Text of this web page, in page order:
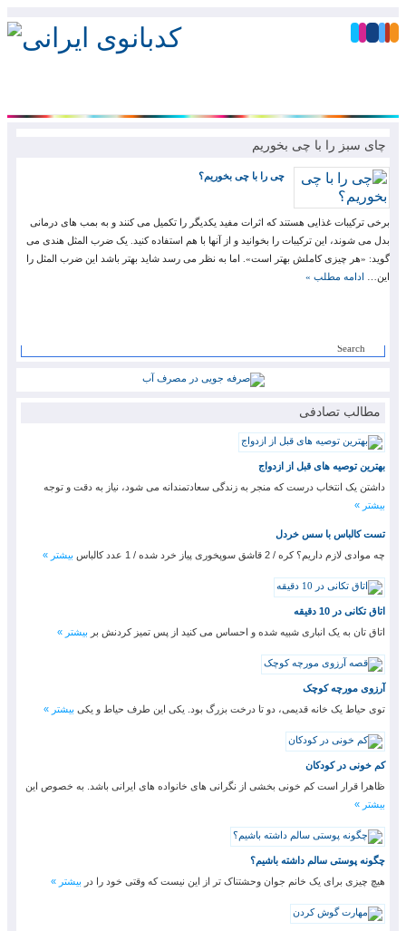
چای سبز را با چی بخوریم
چی را با چی بخوریم؟
برخی ترکیبات غذایی هستند که اثرات مفید یکدیگر را تکمیل می کنند و به بمب های درمانی
بدل می شوند، این ترکیبات را بخوانید و از آنها با هم استفاده کنید. یک ضرب المثل هندی می
گوید: «هر چیزی کاملش بهتر است». اما به نظر می رسد شاید بهتر باشد این ضرب المثل را
این…
ادامه مطلب »
مطالب تصادفی
بهترین توصیه های قبل از ازدواج
داشتن یک انتخاب درست که منجر به زندگی سعادتمندانه می شود، نیاز به دقت و توجه
بیشتر »
تست کالباس با سس خردل
چه موادی لازم داریم؟ کره / 2 قاشق سوپخوری پیاز خرد شده / 1 عدد کالباس
بیشتر »
اتاق تکانی در 10 دقیقه
اتاق تان به یک انباری شبیه شده و احساس می کنید از پس تمیز کردنش بر بیشتر »
آرزوی مورچه کوچک
توی حیاط یک خانه قدیمی، دو تا درخت بزرگ بود. یکی این طرف حیاط و یکی بیشتر »
کم خونی در کودکان
ظاهرا قرار است کم خونی بخشی از نگرانی های خانواده های ایرانی باشد. به خصوص این
بیشتر »
چگونه پوستی سالم داشته باشیم؟
هیچ چیزی برای یک خانم جوان وحشتناک تر از این نیست که وقتی خود را در بیشتر »